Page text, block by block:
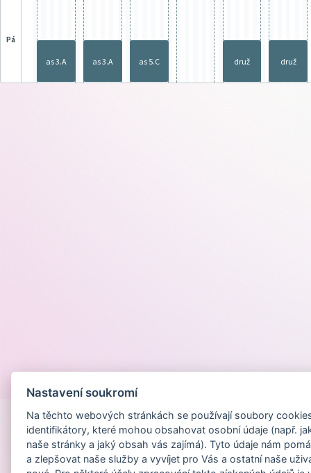
pá
as 3.A as 3.A as 5.C druž druž
Nastavení soukromí
Na těchto webových stránkách se používají soubory
identifikátory, které mohou obsahovat osobní údaje (např.
naše stránky a jaký obsah vás zajímá). Tyto údaje nám
a zlepšovat naše služby a vyvíjet pro Vás a ostatní naše